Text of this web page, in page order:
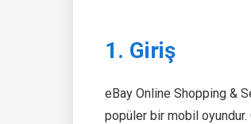
1. Giriş
eBay Online Shopping &
popüler bir mobil oyundur.